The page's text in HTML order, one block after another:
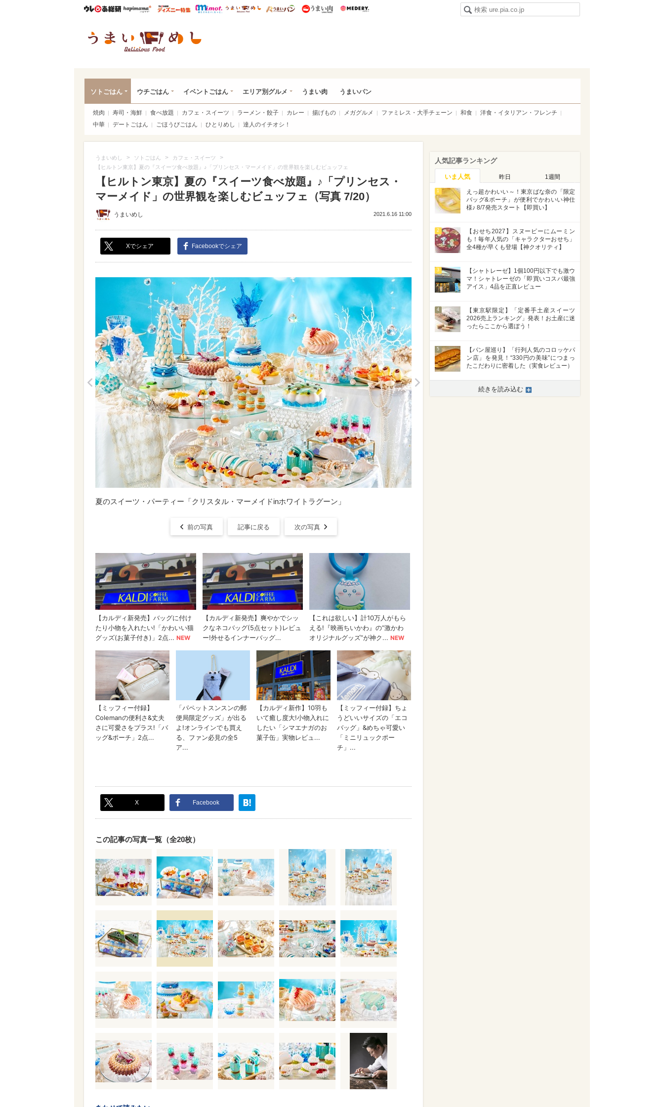
ウレぴあ総研ハピママ* ウレぴあ総研 ディズニー特集
mimot. うまいめし うまいパン うまい肉
ソトごはん ウチごはん イベントごはん エリア別グルメ うまい肉 うまいパン
焼肉 寿司・海鮮 食べ放題 カフェ・スイーツ ラーメン・餃子 カレー 揚げもの メガグルメ ファミレス・大手チェーン 和食
洋食・イタリアン・フレンチ
中華
デートごはん ごほうびごはん ひとりめし 達人のイチオシ！
うまいめし > ソトごはん > カフェ・スイーツ >
【ヒルトン東京】夏の『スイーツ食べ放題』♪「プリンセス・マーメイド」の世界観を楽しむビュッフェ
【ヒルトン東京】夏の『スイーツ食べ放題』♪「プリンセス・
マーメイド」の世界観を楽しむビュッフェ（写真 7/20）
うまいめし 2021.6.16 11:00
Xでシェア Facebookでシェア
>
夏のスイーツ・パーティー「クリスタル・マーメイドinホワイトラグーン」
前の写真 記事に戻る 次の写真
X Facebook
この記事の写真一覧（全20枚）
人気記事ランキング
いま人気 昨日 1週間
1
えっ超かわいい～！東京ばな奈の「限定
バッグ&ポーチ」が便利でかわいい神仕
様♪ 8/7発売スタート【即買い】
2
【おせち2027】スヌーピーにムーミン
も！毎年人気の「キャラクターおせち」
全4種が早くも登場【神クオリティ】
3
【シャトレーゼ】1個100円以下でも激ウ
マ！シャトレーゼの「即買いコスパ最強
アイス」4品を正直レビュー
4
【東京駅限定】「定番手土産スイーツ
2026売上ランキング」発表！お土産に迷
ったらここから選ぼう！
5
【パン屋巡り】「行列人気のコロッケパ
ン店」を発見！“330円の美味”につまっ
たこだわりに密着した（実食レビュー）
続きを読み込む